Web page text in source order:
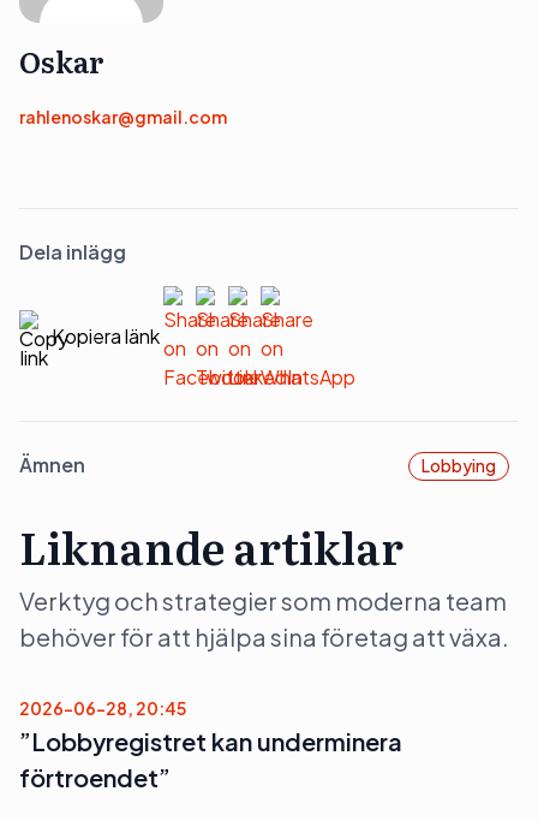
Oskar
rahlenoskar@gmail.com
Dela inlägg
Kopiera länk
Ämnen Lobbying
Liknande artiklar
Verktyg och strategier som moderna team
behöver för att hjälpa sina företag att växa.
2026-06-28, 20:45
”Lobbyregistret kan underminera
förtroendet”